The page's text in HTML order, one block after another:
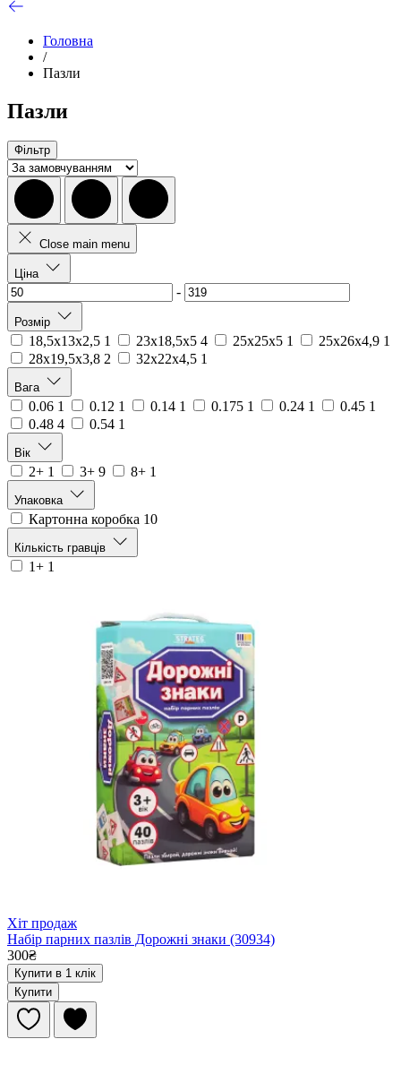
Головна
/
Пазли
Пазли
Фільтр
Close main menu
Ціна
-
Розмір
18,5х13х2,5 1 23х18,5х5 4 25х25х5 1 25х26х4,9 1
28х19,5х3,8 2 32х22х4,5 1
Вага
0.06 1 0.12 1 0.14 1 0.175 1 0.24 1 0.45 1
0.48 4 0.54 1
Вік
2+ 1 3+ 9 8+ 1
Упаковка
Картонна коробка 10
Кількість гравців
1+ 1
Хіт продаж
Набір парних пазлів Дорожні знаки (30934)
300₴
Купити в 1 клік
Купити